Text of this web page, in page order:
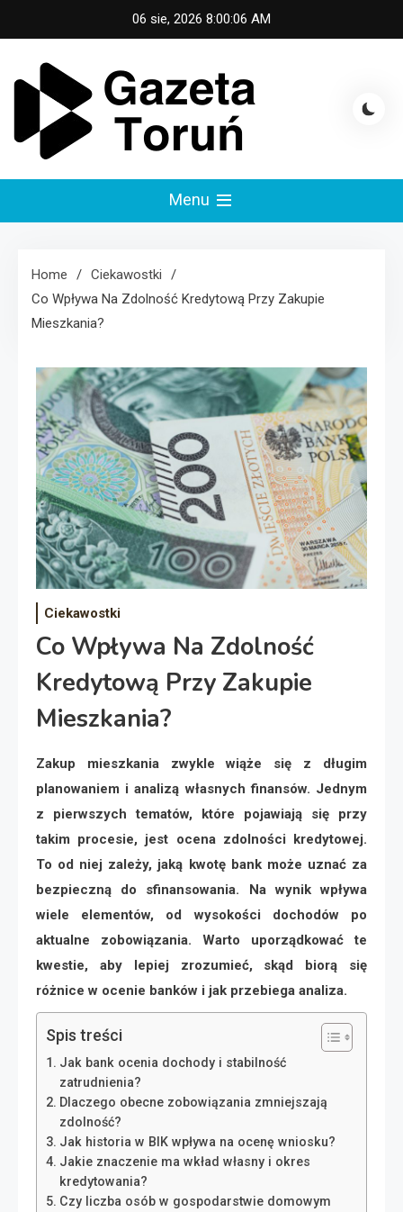
to
content
06 sie, 2026 8:00:07 AM
Gazeta Toruń
Menu
Home
Ciekawostki
Co Wpływa Na Zdolność Kredytową Przy Zakupie
Mieszkania?
Ciekawostki
Co Wpływa Na Zdolność
Kredytową Przy Zakupie
Mieszkania?
Zakup mieszkania zwykle wiąże się z długim
planowaniem i analizą własnych finansów. Jednym
z pierwszych tematów, które pojawiają się przy
takim procesie, jest ocena zdolności kredytowej.
To od niej zależy, jaką kwotę bank może uznać za
bezpieczną do sfinansowania. Na wynik wpływa
wiele elementów, od wysokości dochodów po
aktualne zobowiązania. Warto uporządkować te
kwestie, aby lepiej zrozumieć, skąd biorą się
różnice w ocenie banków i jak przebiega analiza.
Spis treści
Jak bank ocenia dochody i stabilność
zatrudnienia?
Dlaczego obecne zobowiązania zmniejszają
zdolność?
Jak historia w BIK wpływa na ocenę wniosku?
Jakie znaczenie ma wkład własny i okres
kredytowania?
Czy liczba osób w gospodarstwie domowym